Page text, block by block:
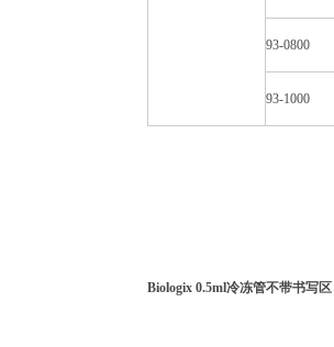
93-0800
93-1000
Biologix 0.5ml冷冻管不带书写